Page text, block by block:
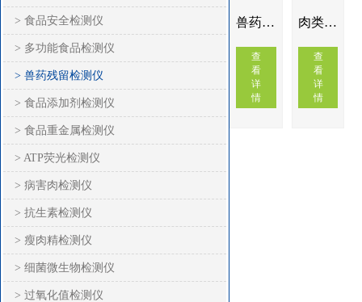
> 食品安全检测仪
> 多功能食品检测仪
> 兽药残留检测仪
> 食品添加剂检测仪
> 食品重金属检测仪
> ATP荧光检测仪
> 病害肉检测仪
> 抗生素检测仪
> 瘦肉精检测仪
> 细菌微生物检测仪
> 过氧化值检测仪
兽药残留快速检测仪IN-SY02
查
看
详
情
肉类水产品检测仪IN-SY03
查
看
详
情